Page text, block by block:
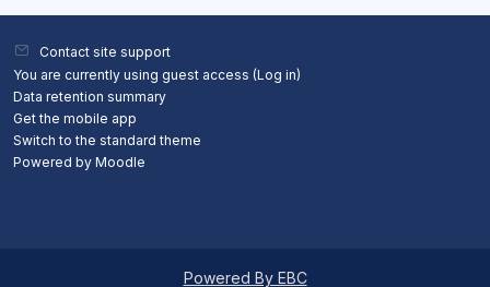
Blocks
Contact site support
You are currently using guest access (Log in)
Data retention summary
Get the mobile app
Switch to the standard theme
Powered by Moodle
Powered By EBC